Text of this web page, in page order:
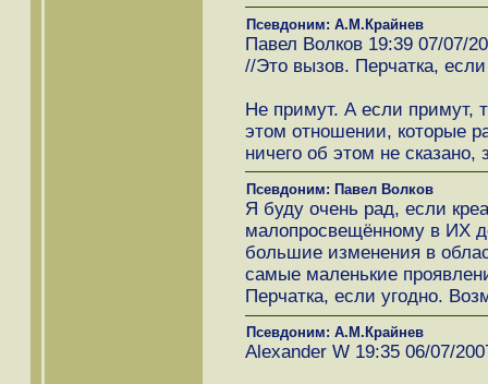
Псевдоним: А.М.Крайнев
Павел Волков 19:39 07/07/
//Это вызов. Перчатка,
Не примут. А если примут,
этом отношении, которые
ничего об этом не сказано,
Псевдоним: Павел Волков
Я буду очень рад, если
малопросвещённому в ИХ
большие изменения в
самые маленькие
Перчатка, если угодно.
Псевдоним: А.М.Крайнев
Alexander W 19:35 06/07/